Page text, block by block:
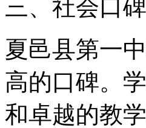
三、社会口
夏邑县第一
高的口碑。
和卓越的教